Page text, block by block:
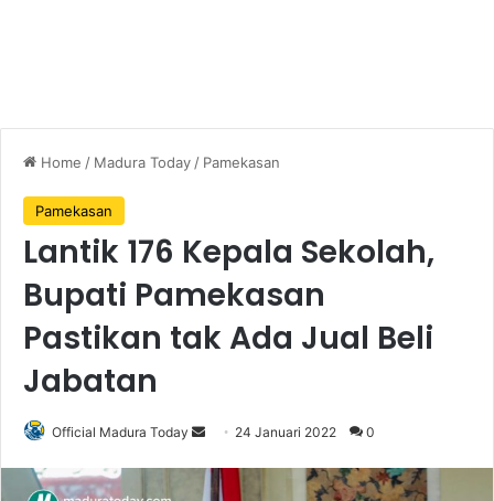
Home / Madura Today / Pamekasan
Pamekasan
Lantik 176 Kepala Sekolah,
Bupati Pamekasan
Pastikan tak Ada Jual Beli
Jabatan
Official Madura Today
n
24 Januari 2022 0